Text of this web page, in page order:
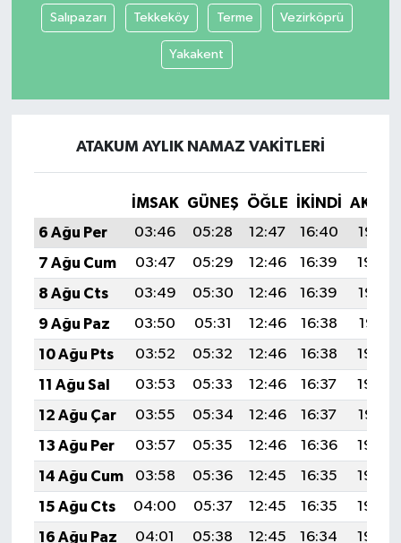
Salıpazarı Tekkeköy Terme Vezirköprü
Yakakent
ATAKUM AYLIK NAMAZ VAKITLERI
İMSAK GÜNEŞ ÖĞLE İKINDI
6 Ağu Per
03:46 05:28 12:47 16:40
19:55
7 Ağu Cum
03:47 05:29 12:46 16:39
19:54
8 Ağu Cts
03:49 05:30 12:46 16:39
19:52
9 Ağu Paz
03:50 05:31 12:46 16:38
19:51
10 Ağu Pts
03:52 05:32 12:46 16:38
19:50
11 Ağu Sal
03:53 05:33 12:46 16:37
19:48
12 Ağu Çar
03:55 05:34 12:46 16:37
19:47
13 Ağu Per
03:57 05:35 12:46 16:36
19:46
14 Ağu Cum
03:58 05:36 12:45 16:35
19:44
15 Ağu Cts
04:00 05:37 12:45 16:35
19:43
16 Ağu Paz
04:01 05:38 12:45 16:34
19:42